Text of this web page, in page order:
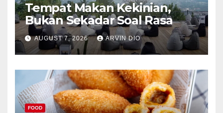
Tempat Makan Kekinian,
Bukan Sekadar Soal Rasa
AUGUST 7, 2026 ARVIN DIO
FOOD